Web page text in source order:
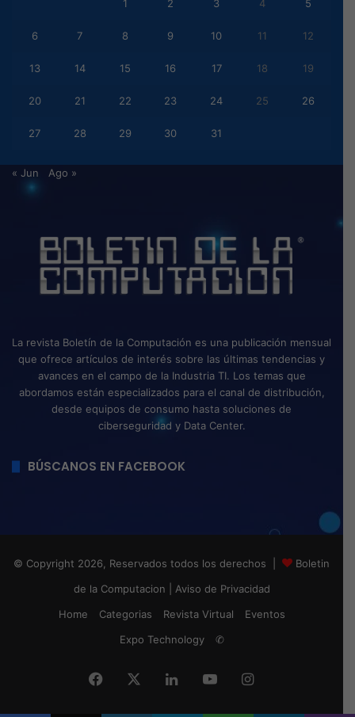
1 2 3 4 5
6 7 8 9 10 11 12
13 14 15 16 17 18 19
20 21 22 23 24 25 26
27 28 29 30 31
« Jun Ago »
La revista Boletín de la Computación es una publicación mensual
que ofrece artículos de interés sobre las últimas tendencias y
avances en el campo de la Industria TI. Los temas que
abordamos están especializados para el canal de distribución,
desde equipos de consumo hasta soluciones de
ciberseguridad y Data Center.
BÚSCANOS EN FACEBOOK
© Copyright 2026, Reservados todos los derechos |
Boletin
de la Computacion
Aviso de Privacidad
Home
Categorias Revista Virtual
Eventos
Expo Technology
✆
Facebook LinkedInYouTubeInstagram